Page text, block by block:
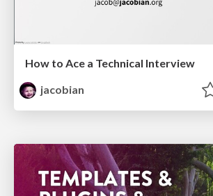
How to Ace a Technical Interview
jacobian